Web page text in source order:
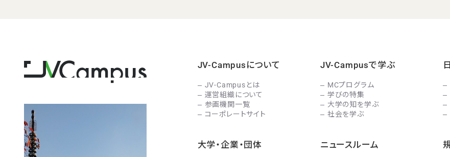
JV-Campusについて
JV-Campusとは
運営組織について
参画機関一覧
コーポレートサイト
JV-Campusで学ぶ
MCプログラム
学びの特集
大学の知を学ぶ
社会を学ぶ
大学・企業・団体 ニュースルーム